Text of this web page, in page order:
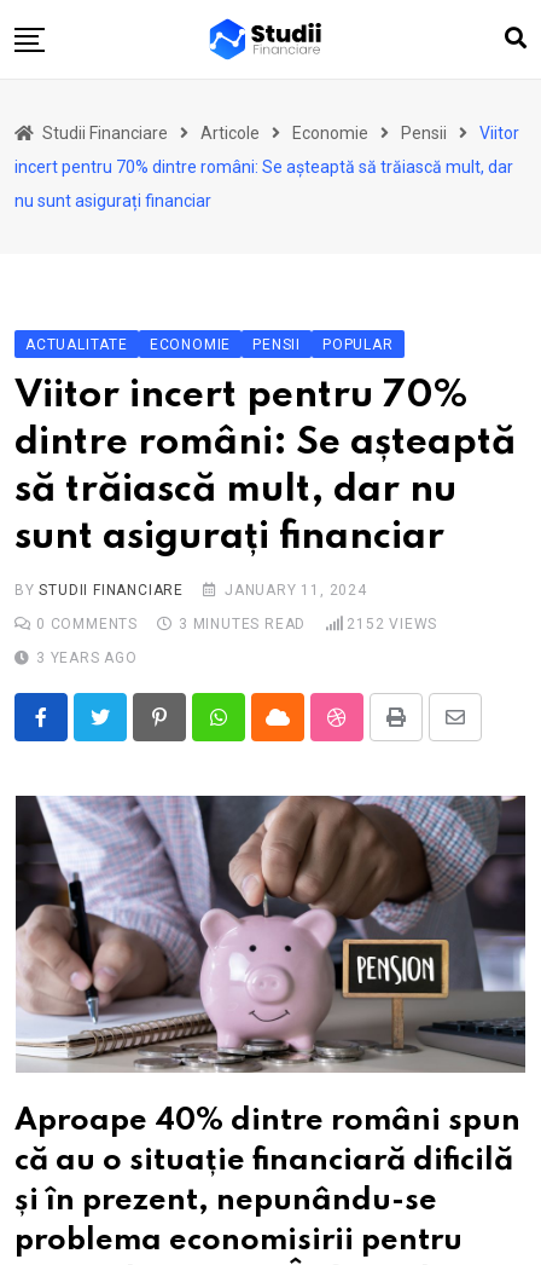
to
Actualitate
Investiții
Analize ASF
Studii Financiare Articole Economie Pensii
Viitor
incert pentru 70% dintre români: Se așteaptă să trăiască mult, dar
nu sunt asigurați financiar
ACTUALITATE ECONOMIE PENSII POPULAR
Viitor incert pentru 70%
dintre români: Se așteaptă
să trăiască mult, dar nu
sunt asigurați financiar
BYSTUDII FINANCIARE
JANUARY 11, 2024
0 COMMENTS 3 MINUTES READ 2152 VIEWS
3 YEARS AGO
PinterestWhatsappCloud StumbleUpon
Print
Share
Email
Aproape 40% dintre români spun
că au o situație financiară dificilă
și în prezent, nepunându-se
problema economisirii pentru